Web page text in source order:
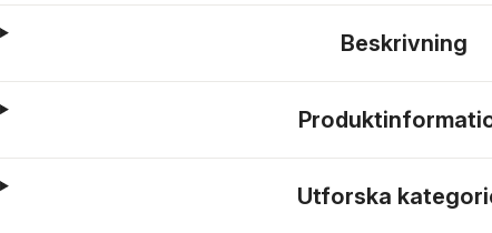
Beskrivning
Utforska